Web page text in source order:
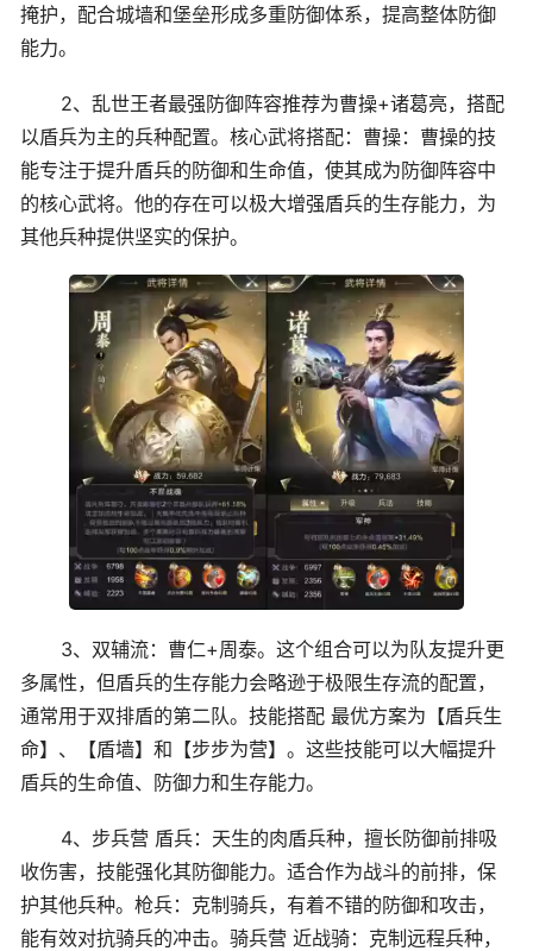
掩护，配合城墙和堡垒形成多重防御体系，提高整体防御
能力。
2、乱世王者最强防御阵容推荐为曹操+诸葛亮，搭配
以盾兵为主的兵种配置。核心武将搭配：曹操：曹操的技
能专注于提升盾兵的防御和生命值，使其成为防御阵容中
的核心武将。他的存在可以极大增强盾兵的生存能力，为
其他兵种提供坚实的保护。
3、双辅流：曹仁+周泰。这个组合可以为队友提升更
多属性，但盾兵的生存能力会略逊于极限生存流的配置，
通常用于双排盾的第二队。技能搭配 最优方案为【盾兵生
命】、【盾墙】和【步步为营】。这些技能可以大幅提升
盾兵的生命值、防御力和生存能力。
4、步兵营 盾兵：天生的肉盾兵种，擅长防御前排吸
收伤害，技能强化其防御能力。适合作为战斗的前排，保
护其他兵种。枪兵：克制骑兵，有着不错的防御和攻击，
能有效对抗骑兵的冲击。骑兵营 近战骑：克制远程兵种，